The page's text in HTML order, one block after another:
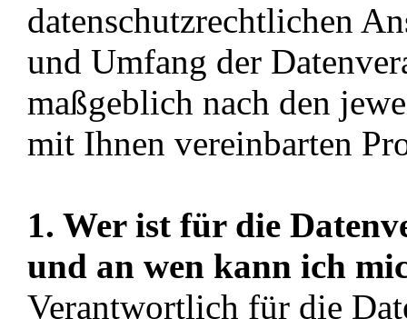
datenschutzrechtlichen
und Umfang der
maßgeblich nach den
mit Ihnen vereinbarten
1. Wer ist für die
und an wen kann ich
Verantwortlich für die